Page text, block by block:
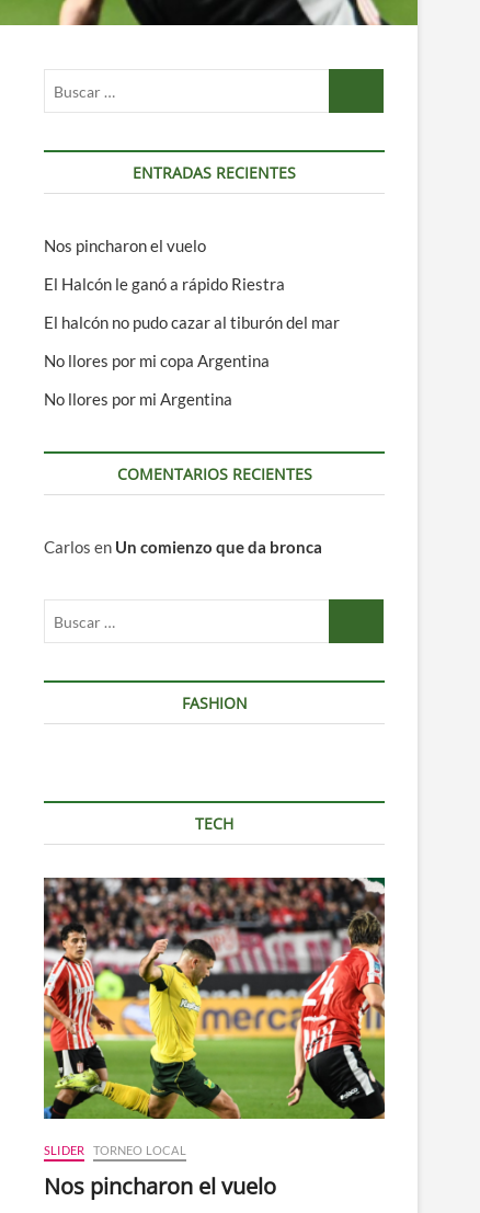
ENTRADAS RECIENTES
Nos pincharon el vuelo
El Halcón le ganó a rápido Riestra
El halcón no pudo cazar al tiburón del mar
No llores por mi copa Argentina
No llores por mi Argentina
COMENTARIOS RECIENTES
Carlos en Un comienzo que da bronca
FASHION
TECH
SLIDER TORNEO LOCAL
Nos pincharon el vuelo